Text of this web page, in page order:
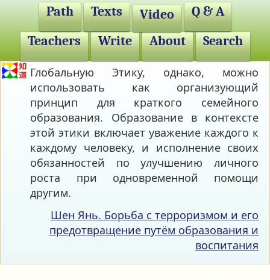
Path Texts Video Q & A
Teachers Write About Search
Глобальную Этику, однако, можно
использовать как организующий
принцип для краткого семейного
образования. Образование в контексте
этой этики включает уважение каждого к
каждому человеку, и исполнение своих
обязанностей по улучшению личного
роста при одновременной помощи
другим.
Шен Янь. Борьба с терроризмом и его
предотвращение путём образования и
воспитания